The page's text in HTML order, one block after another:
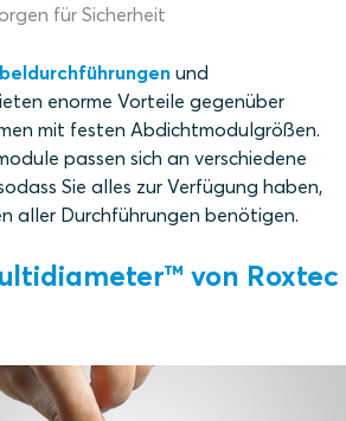
für Sicherheit
und
enorme Vorteile gegenüber
mit festen Abdichtmodulgrößen.
passen sich an verschiedene
Sie alles zur Verfügung haben,
aller Durchführungen benötigen.
von Roxtec